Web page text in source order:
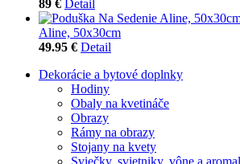
89 € Detail
Aline, 50x30cm
49.95 € Detail
Dekorácie a bytové doplnky
Hodiny
Obaly na kvetináče
Obrazy
Rámy na obrazy
Stojany na kvety
Sviečky, svietniky, vône a